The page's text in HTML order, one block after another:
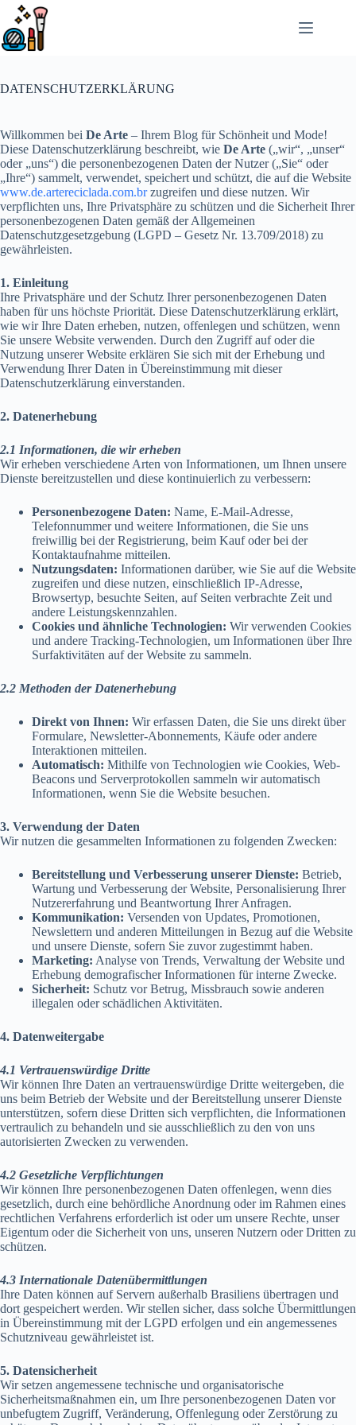
Passer
contenu
DATENSCHUTZERKLÄRUNG
Willkommen bei De Arte – Ihrem Blog für Schönheit und Mode!
Diese Datenschutzerklärung beschreibt, wie De Arte („wir“, „unser“
oder „uns“) die personenbezogenen Daten der Nutzer („Sie“ oder
„Ihre“) sammelt, verwendet, speichert und schützt, die auf die Website
www.de.artereciclada.com.brzugreifen und diese nutzen. Wir
verpflichten uns, Ihre Privatsphäre zu schützen und die Sicherheit Ihrer
personenbezogenen Daten gemäß der Allgemeinen
Datenschutzgesetzgebung (LGPD – Gesetz Nr. 13.709/2018) zu
gewährleisten.
1. Einleitung
Ihre Privatsphäre und der Schutz Ihrer personenbezogenen Daten
haben für uns höchste Priorität. Diese Datenschutzerklärung erklärt,
wie wir Ihre Daten erheben, nutzen, offenlegen und schützen, wenn
Sie unsere Website verwenden. Durch den Zugriff auf oder die
Nutzung unserer Website erklären Sie sich mit der Erhebung und
Verwendung Ihrer Daten in Übereinstimmung mit dieser
Datenschutzerklärung einverstanden.
2. Datenerhebung
2.1 Informationen, die wir erheben
Wir erheben verschiedene Arten von Informationen, um Ihnen unsere
Dienste bereitzustellen und diese kontinuierlich zu verbessern:
Personenbezogene Daten: Name, E-Mail-Adresse,
Telefonnummer und weitere Informationen, die Sie uns
freiwillig bei der Registrierung, beim Kauf oder bei der
Kontaktaufnahme mitteilen.
Nutzungsdaten: Informationen darüber, wie Sie auf die Website
zugreifen und diese nutzen, einschließlich IP-Adresse,
Browsertyp, besuchte Seiten, auf Seiten verbrachte Zeit und
andere Leistungskennzahlen.
Cookies und ähnliche Technologien: Wir verwenden Cookies
und andere Tracking-Technologien, um Informationen über Ihre
Surfaktivitäten auf der Website zu sammeln.
2.2 Methoden der Datenerhebung
Direkt von Ihnen: Wir erfassen Daten, die Sie uns direkt über
Formulare, Newsletter-Abonnements, Käufe oder andere
Interaktionen mitteilen.
Automatisch: Mithilfe von Technologien wie Cookies, Web-
Beacons und Serverprotokollen sammeln wir automatisch
Informationen, wenn Sie die Website besuchen.
3. Verwendung der Daten
Wir nutzen die gesammelten Informationen zu folgenden Zwecken:
Bereitstellung und Verbesserung unserer Dienste: Betrieb,
Wartung und Verbesserung der Website, Personalisierung Ihrer
Nutzererfahrung und Beantwortung Ihrer Anfragen.
Kommunikation: Versenden von Updates, Promotionen,
Newslettern und anderen Mitteilungen in Bezug auf die Website
und unsere Dienste, sofern Sie zuvor zugestimmt haben.
Marketing: Analyse von Trends, Verwaltung der Website und
Erhebung demografischer Informationen für interne Zwecke.
Sicherheit: Schutz vor Betrug, Missbrauch sowie anderen
illegalen oder schädlichen Aktivitäten.
4. Datenweitergabe
4.1 Vertrauenswürdige Dritte
Wir können Ihre Daten an vertrauenswürdige Dritte weitergeben, die
uns beim Betrieb der Website und der Bereitstellung unserer Dienste
unterstützen, sofern diese Dritten sich verpflichten, die Informationen
vertraulich zu behandeln und sie ausschließlich zu den von uns
autorisierten Zwecken zu verwenden.
4.2 Gesetzliche Verpflichtungen
Wir können Ihre personenbezogenen Daten offenlegen, wenn dies
gesetzlich, durch eine behördliche Anordnung oder im Rahmen eines
rechtlichen Verfahrens erforderlich ist oder um unsere Rechte, unser
Eigentum oder die Sicherheit von uns, unseren Nutzern oder Dritten zu
schützen.
4.3 Internationale Datenübermittlungen
Ihre Daten können auf Servern außerhalb Brasiliens übertragen und
dort gespeichert werden. Wir stellen sicher, dass solche Übermittlungen
in Übereinstimmung mit der LGPD erfolgen und ein angemessenes
Schutzniveau gewährleistet ist.
5. Datensicherheit
Wir setzen angemessene technische und organisatorische
Sicherheitsmaßnahmen ein, um Ihre personenbezogenen Daten vor
unbefugtem Zugriff, Veränderung, Offenlegung oder Zerstörung zu